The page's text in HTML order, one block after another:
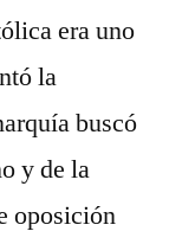
era uno
la
buscó
y de la
oposición